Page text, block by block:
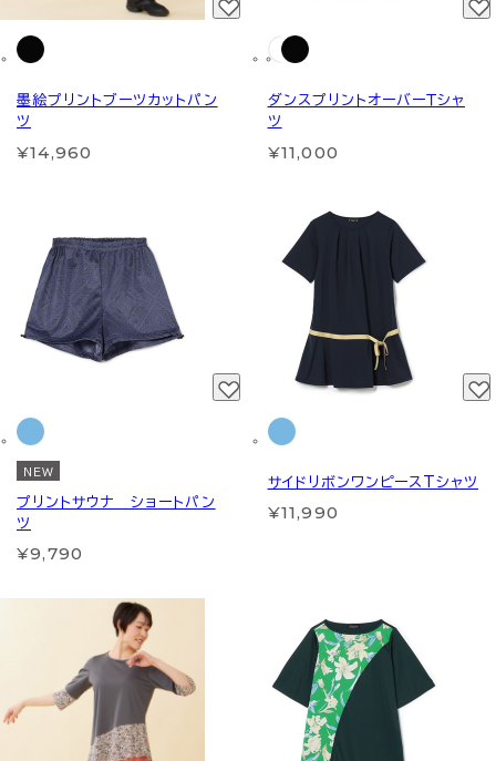
墨絵プリントブーツカットパン
ツ
¥14,960
ダンスプリントオーバーＴシャ
ツ
¥11,000
NEW
プリントサウナ ショートパン
ツ
¥9,790
サイドリボンワンピースTシャツ
¥11,990